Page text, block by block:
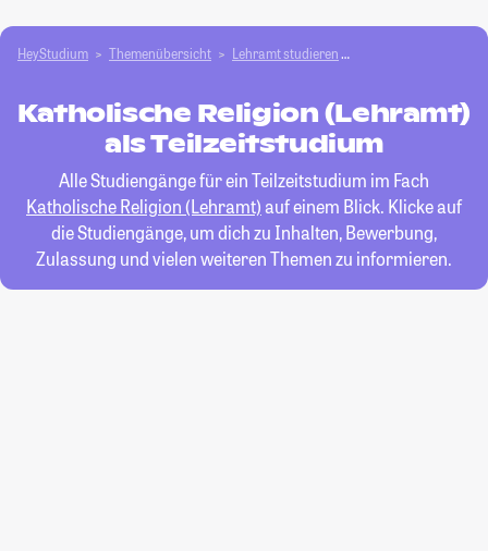
HeyStudium Themenübersicht Lehramt studieren
Katholische Religion (Lehramt)
als Teilzeitstudium
Alle Studiengänge für ein Teilzeitstudium im Fach
Katholische Religion (Lehramt)auf einem Blick. Klicke auf
die Studiengänge, um dich zu Inhalten, Bewerbung,
Zulassung und vielen weiteren Themen zu informieren.